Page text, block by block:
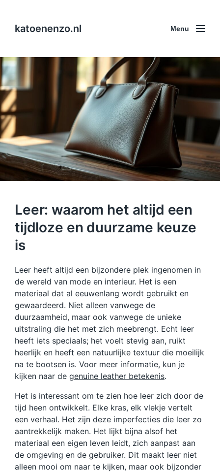
katoenenzo.nl Menu
Leer: waarom het altijd een
tijdloze en duurzame keuze
is
Leer heeft altijd een bijzondere plek ingenomen in
de wereld van mode en interieur. Het is een
materiaal dat al eeuwenlang wordt gebruikt en
gewaardeerd. Niet alleen vanwege de
duurzaamheid, maar ook vanwege de unieke
uitstraling die het met zich meebrengt. Echt leer
heeft iets speciaals; het voelt stevig aan, ruikt
heerlijk en heeft een natuurlijke textuur die moeilijk
na te bootsen is. Voor meer informatie, kun je
kijken naar de genuine leather betekenis.
Het is interessant om te zien hoe leer zich door de
tijd heen ontwikkelt. Elke kras, elk vlekje vertelt
een verhaal. Het zijn deze imperfecties die leer zo
aantrekkelijk maken. Het lijkt bijna alsof het
materiaal een eigen leven leidt, zich aanpast aan
de omgeving en de gebruiker. Dit maakt leer niet
alleen mooi om naar te kijken, maar ook bijzonder